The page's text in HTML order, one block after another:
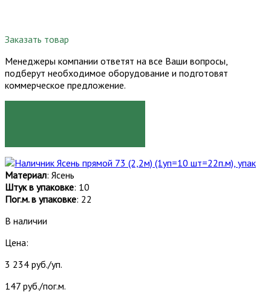
Заказать товар
Менеджеры компании ответят на все Ваши вопросы,
подберут необходимое оборудование и подготовят
коммерческое предложение.
Материал: Ясень
Штук в упаковке: 10
Пог.м. в упаковке: 22
В наличии
Цена:
3 234 руб./уп.
147 руб./пог.м.